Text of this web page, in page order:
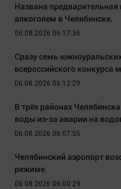
Названа
алкоголем в Челябинске.
06.08.2026 06:17:36
Сразу семь
всероссийского конкурса
06.08.2026 06:12:29
В трёх районах
воды из-за аварии на
06.08.2026 06:07:55
Челябинский аэропорт
режиме.
06.08.2026 06:00:29